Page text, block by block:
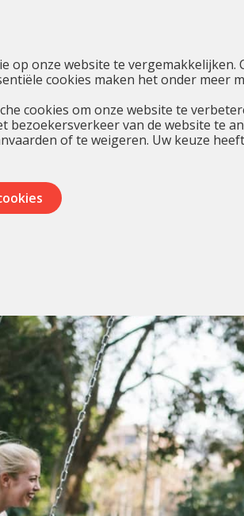
op onze website te
cookies maken het onder
cookies om onze website te
van de website te
of te weigeren. Uw keuze